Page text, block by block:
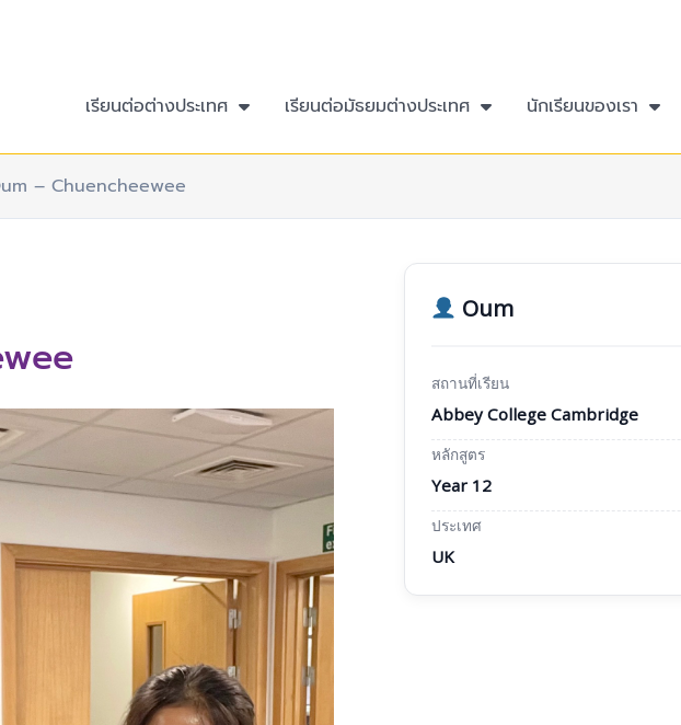
เรียนต่อต่างประเทศ เรียนต่อมัธยมต่างประเทศ นักเรียนของเรา
– Chuencheewee
Oum
สถานที่เรียน
Abbey College Cambridge
หลักสูตร
Year 12
ประเทศ
UK